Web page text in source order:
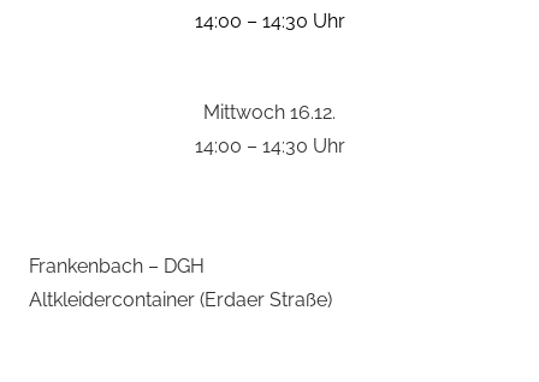
14:00 – 14:30 Uhr
Mittwoch 16.12.
14:00 – 14:30 Uhr
Frankenbach – DGH
Altkleidercontainer (Erdaer Straße)